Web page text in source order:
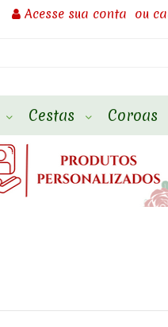
Acesse sua conta ou
Cestas Coroas